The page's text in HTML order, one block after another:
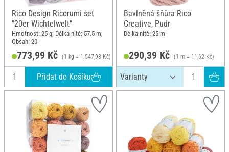
Rico Design Ricorumi set
"20er Wichtelwelt"
Hmotnost: 25 g; Délka nitě: 57.5 m;
Obsah: 20
773,99 Kč (1 kg = 1.547,98 Kč)
Přidat do Košíku
Bavlněná šňůra Rico
Creative, Pudr
Délka nitě: 25 m
290,39 Kč (1 m = 11,62 Kč)